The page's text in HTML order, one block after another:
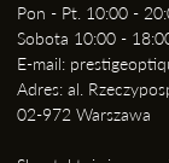
Pon - Pt. 10:00 -
Sobota 10:00 -
E-mail:
Adres: al.
02-972 Warszawa